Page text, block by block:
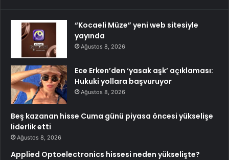
“Kocaeli Müze” yeni web sitesiyle
yayında
Ağustos 8, 2026
Ece Erken’den ‘yasak aşk’ açıklaması:
Hukuki yollara başvuruyor
Ağustos 8, 2026
Beş kazanan hisse Cuma günü piyasa öncesi yükselişe
liderlik etti
Ağustos 8, 2026
Applied Optoelectronics hissesi neden yükselişte?